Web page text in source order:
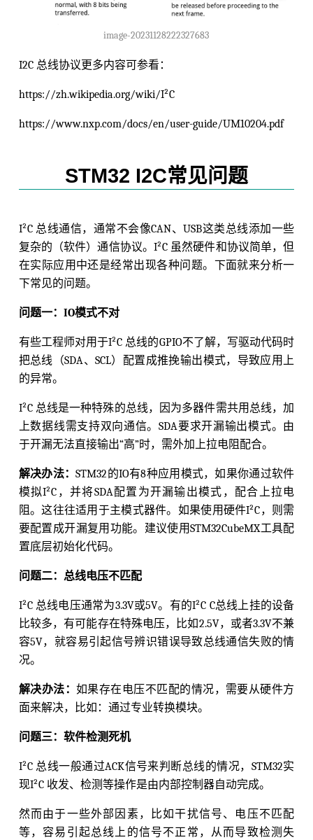
image-20231128222327683
I2C 总线协议更多内容可参看：
https://zh.wikipedia.org/wiki/I²C
https://www.nxp.com/docs/en/user-guide/UM10204.pdf
STM32 I2C常见问题
I²C 总线通信，通常不会像CAN、USB这类总线添加一些
复杂的（软件）通信协议。I²C 虽然硬件和协议简单，但
在实际应用中还是经常出现各种问题。下面就来分析一
下常见的问题。
问题一：IO模式不对
有些工程师对用于I²C 总线的GPIO不了解，写驱动代码时
把总线（SDA、SCL）配置成推挽输出模式，导致应用上
的异常。
I²C 总线是一种特殊的总线，因为多器件需共用总线，加
上数据线需支持双向通信。SDA要求开漏输出模式。由
于开漏无法直接输出“高”时，需外加上拉电阻配合。
解决办法：STM32的IO有8种应用模式，如果你通过软件
模拟I²C，并将SDA配置为开漏输出模式，配合上拉电
阻。这往往适用于主模式器件。如果使用硬件I²C，则需
要配置成开漏复用功能。建议使用STM32CubeMX工具配
置底层初始化代码。
问题二：总线电压不匹配
I²C 总线电压通常为3.3V或5V。有的I²C C总线上挂的设备
比较多，有可能存在特殊电压，比如2.5V，或者3.3V不兼
容5V，就容易引起信号辨识错误导致总线通信失败的情
况。
解决办法：如果存在电压不匹配的情况，需要从硬件方
面来解决，比如：通过专业转换模块。
问题三：软件检测死机
I²C 总线一般通过ACK信号来判断总线的情况，STM32实
现I²C 收发、检测等操作是由内部控制器自动完成。
然而由于一些外部因素，比如干扰信号、电压不匹配
等，容易引起总线上的信号不正常，从而导致检测失